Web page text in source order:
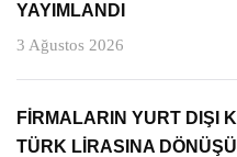
YAYIMLANDI
3 Ağustos 2026
FİRMALARIN YURT DIŞI
TÜRK LİRASINA